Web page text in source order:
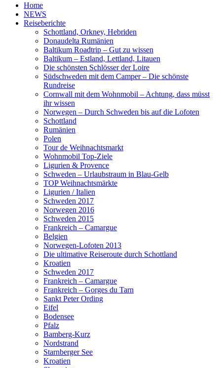
Home
NEWS
Reiseberichte
Schottland, Orkney, Hebriden
Donaudelta Rumänien
Baltikum Roadtrip – Gut zu wissen
Baltikum – Estland, Lettland, Litauen
Die schönsten Schlösser der Loire
Südschweden mit dem Camper – Die schönste
Rundreise
Cornwall mit dem Wohnmobil – Achtung, dass müsst
ihr wissen
Norwegen – Durch Schweden bis auf die Lofoten
Schottland
Rumänien
Polen
Tour de Weihnachtsmarkt
Wohnmobil Top-Ziele
Ligurien & Provence
Schweden – Urlaubstraum in Blau-Gelb
TOP Weihnachtsmärkte
Ligurien / Italien
Schweden 2017
Norwegen 2016
Schweden 2015
Frankreich – Camargue
Belgien
Norwegen-Lofoten 2013
Die ultimative Reiseroute durch Schottland
Kroatien
Schweden 2017
Frankreich – Camargue
Frankreich – Gorges du Tarn
Sankt Peter Ording
Eifel
Bodensee
Pfalz
Bamberg-Kurz
Nordstrand
Starnberger See
Kroatien